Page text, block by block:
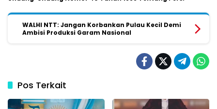
WALHI NTT: Jangan Korbankan Pulau Kecil Demi
Ambisi Produksi Garam Nasional
Pos Terkait